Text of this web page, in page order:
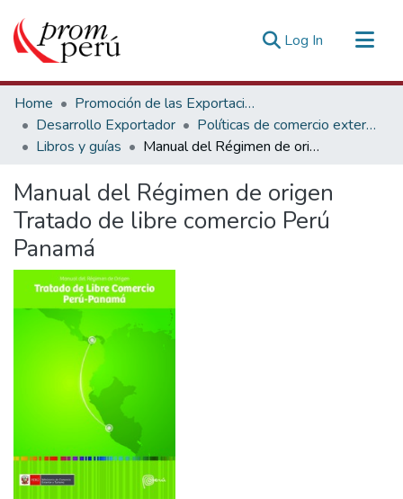
Log In (current)
Communities & Collections
All of DSpace
Statistics
Home
Promoción de las Exportaciones
Desarrollo Exportador
Políticas de comercio exterior y negociaciones
Libros y guías
Manual del Régimen de origen Tratado de libre comercio Perú Panamá
Manual del Régimen de origen
Tratado de libre comercio Perú
Panamá